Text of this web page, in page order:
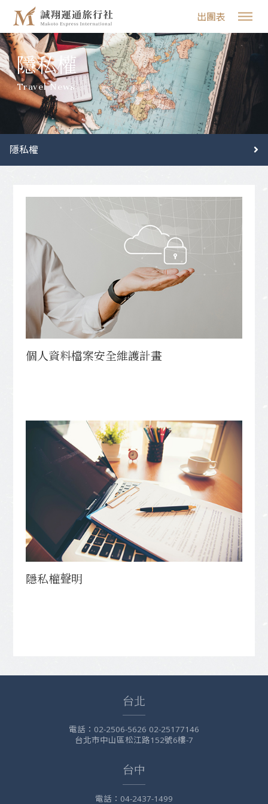
出團表
隱私權
Travel News
隱私權
個人資料檔案安全維護計畫
隱私權聲明
台北
電話： 02-2506-5626 02-25177146
台北市中山區松江路152號6樓-7
台中
電話： 04-2437-1499